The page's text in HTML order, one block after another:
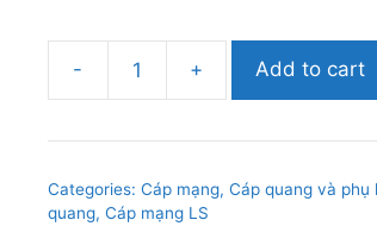
-
dùng
trong
+ Add to cart
Categories: Cáp mạng, Cáp quang và phụ
quang, Cáp mạng LS